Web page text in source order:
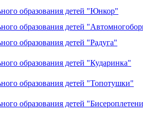
образования детей "Юнкор"
образования детей
образования детей "Радуга"
образования детей "Кударинка"
образования детей "Топотушки"
образования детей